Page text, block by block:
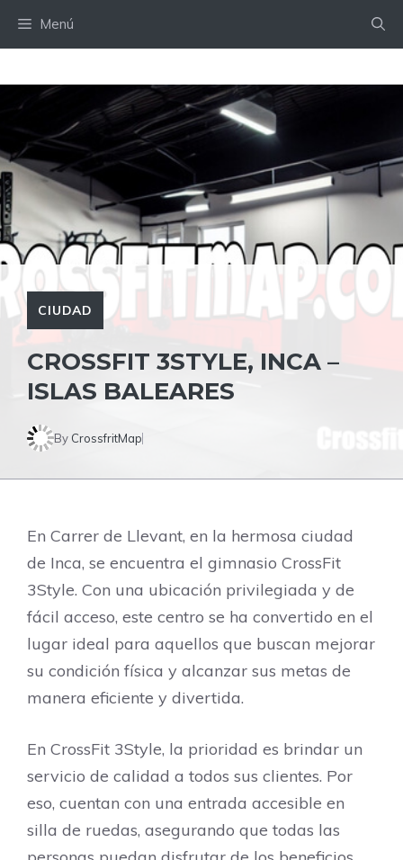
Menú
CIUDAD
CROSSFIT 3STYLE, INCA –
ISLAS BALEARES
By CrossfritMap
En Carrer de Llevant, en la hermosa ciudad
de Inca, se encuentra el gimnasio CrossFit
3Style. Con una ubicación privilegiada y de
fácil acceso, este centro se ha convertido en el
lugar ideal para aquellos que buscan mejorar
su condición física y alcanzar sus metas de
manera eficiente y divertida.
En CrossFit 3Style, la prioridad es brindar un
servicio de calidad a todos sus clientes. Por
eso, cuentan con una entrada accesible en
silla de ruedas, asegurando que todas las